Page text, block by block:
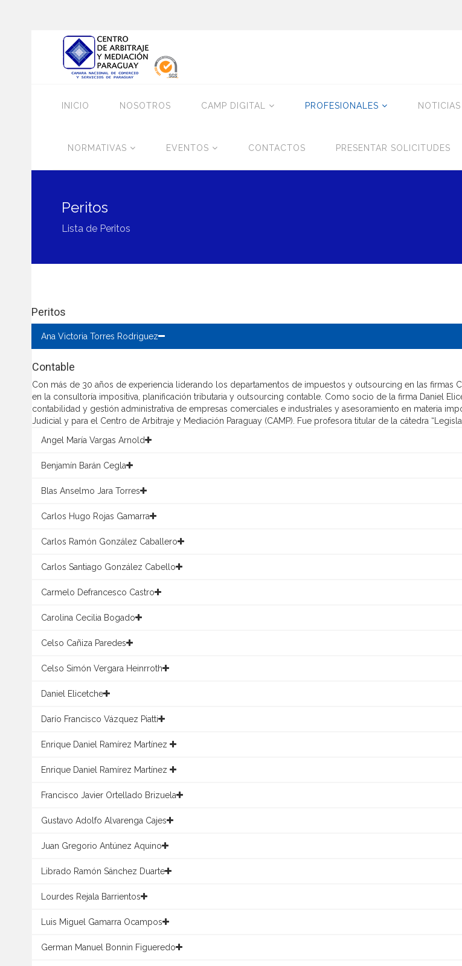
INICIO NOSOTROS CAMP DIGITAL PROFESIONALES NOTICIAS
NORMATIVAS EVENTOS CONTACTOS PRESENTAR SOLICITUDES
Peritos
Lista de Peritos
Peritos
Ana Victoria Torres Rodriguez
Contable
Con más de 30 años de experiencia liderando los departamentos de impuestos y outsourcing en las firmas
en la consultoría impositiva, planificación tributaria y outsourcing contable. Como socio de la firma Daniel
contabilidad y gestión administrativa de empresas comerciales e industriales y asesoramiento en materia
Judicial y para el Centro de Arbitraje y Mediación Paraguay (CAMP). Fue profesora titular de la cátedra
Angel María Vargas Arnold
Benjamín Barán Cegla
Blas Anselmo Jara Torres
Carlos Hugo Rojas Gamarra
Carlos Ramón González Caballero
Carlos Santiago González Cabello
Carmelo Defrancesco Castro
Carolina Cecilia Bogado
Celso Cañiza Paredes
Celso Simón Vergara Heinrroth
Daniel Elicetche
Darío Francisco Vázquez Piatti
Enrique Daniel Ramírez Martínez
Enrique Daniel Ramírez Martínez
Francisco Javier Ortellado Brizuela
Gustavo Adolfo Alvarenga Cajes
Juan Gregorio Antúnez Aquino
Librado Ramón Sánchez Duarte
Lourdes Rejala Barrientos
Luis Miguel Gamarra Ocampos
German Manuel Bonnin Figueredo